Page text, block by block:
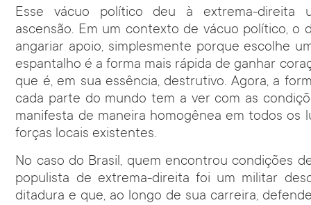
Esse vácuo político deu à extrema-direita
ascensão. Em um contexto de vácuo político, o
angariar apoio, simplesmente porque escolhe
espantalho é a forma mais rápida de ganhar
que é, em sua essência, destrutivo. Agora, a
cada parte do mundo tem a ver com as
manifesta de maneira homogênea em todos os
forças locais existentes.
No caso do Brasil, quem encontrou condições
populista de extrema-direita foi um militar
ditadura e que, ao longo de sua carreira,